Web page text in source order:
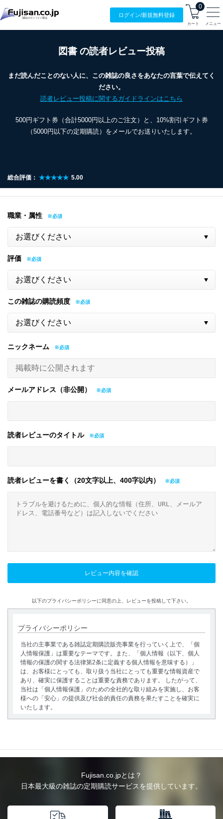
ログイン/新規無料登録
0
カート メニュー
図書 の読者レビュー投稿
まだ読んだことのない人に、この雑誌の良さをあなたの言葉で伝えてく
ださい。
読者レビュー投稿に関するガイドラインはこちら
500円ギフト券（合計5000円以上のご注文）と、10%割引ギフト券
（5000円以下の定期購読）をメールでお送りいたします。
総合評価： ★★★★★ 5.00
職業・属性
評価
この雑誌の購読頻度
ニックネーム
メールアドレス（非公開）
読者レビューのタイトル
読者レビューを書く（20文字以上、400字以内）
以下のプライバシーポリシーに同意の上、レビューを投稿して下さい。
プライバシーポリシー
当社の主事業である雑誌定期購読販売事業を行っていく上で、「個
人情報保護」は重要なテーマです。また、「個人情報（以下、個人
情報の保護の関する法律第2条に定義する個人情報を意味する）」
は、お客様にとっても、取り扱う当社にとっても重要な情報資産で
あり、確実に保護することは重要な責務であります。 したがって、
当社は「個人情報保護」のための全社的な取り組みを実施し、お客
様への「安心」の提供及び社会的責任の責務を果たすことを確実に
いたします。
確にし、本人の同意を得たうえで利用目的の達成に必要な範囲内で
適法かつ公正な手段によって取得・利用・提供を行います。また、
への提供・開示は行いません。当社においてはこれらの取り組みを
確実にするため、従業者等の教育を徹底してまいります。また、目
Fujisan.co.jpとは？
日本最大級の雑誌の定期購読サービスを提供しています。